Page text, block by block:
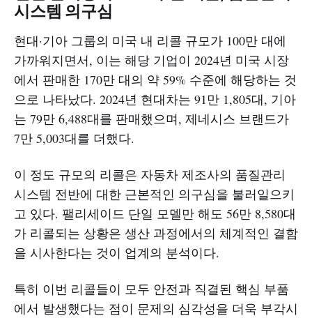
시스템 의구심
현대·기아 그룹의 미국 내 리콜 규모가 100만 대에
가까워지면서, 이는 해당 기업이 2024년 미국 시장
에서 판매한 170만 대의 약 59% 수준에 해당하는 것
으로 나타났다. 2024년 현대차는 91만 1,805대, 기아
는 79만 6,488대를 판매했으며, 제네시스 브랜드가
7만 5,003대를 더했다.
이 정도 규모의 리콜은 자동차 제조사의 품질관리
시스템 전반에 대한 근본적인 의구심을 불러일으키
고 있다. 팰리세이드 단일 모델만 해도 56만 8,580대
가 리콜되는 상황은 생산 과정에서의 체계적인 결함
을 시사한다는 것이 업계의 분석이다.
특히 이번 리콜들이 모두 안전과 직결된 핵심 부품
에서 발생했다는 점이 문제의 심각성을 더욱 부각시